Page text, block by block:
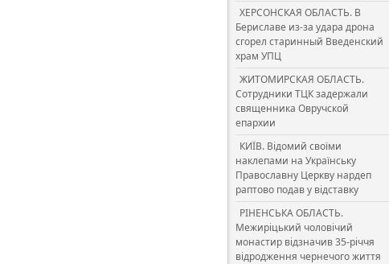
ХЕРСОНСКАЯ ОБЛАСТЬ. В
Бериславе из-за удара дрона
сгорел старинный Введенский
храм УПЦ
ЖИТОМИРСКАЯ ОБЛАСТЬ.
Сотрудники ТЦК задержали
священника Овручской
епархии
КИЇВ. Відомий своїми
наклепами на Українську
Православну Церкву нардеп
раптово подав у відставку
РІНЕНСЬКА ОБЛАСТЬ.
Межиріцький чоловічий
монастир відзначив 35-річчя
відродження чернечого життя